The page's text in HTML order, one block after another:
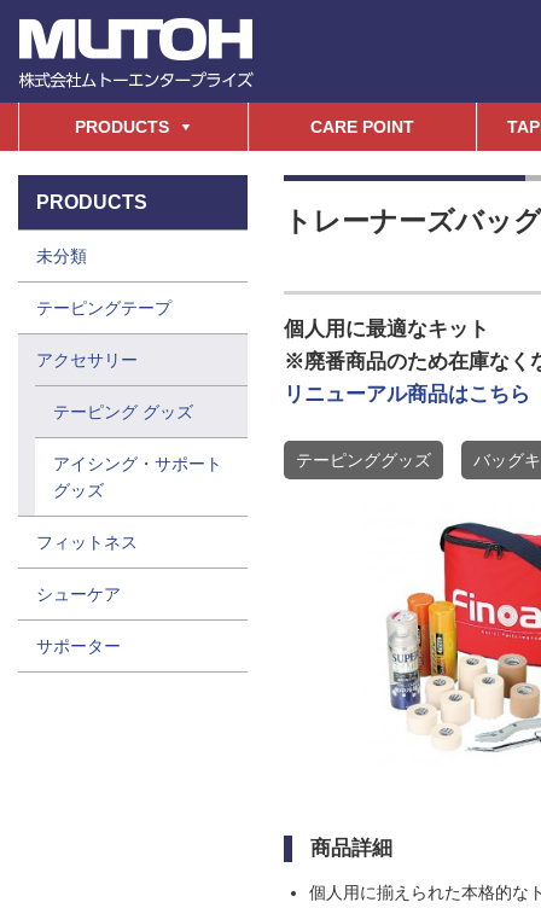
PRODUCTS CARE POINT
トレーナーズバッ
個人用に最適なキット
※廃番商品のため在庫なく
リニューアル商品はこちら
テーピンググッズ バッグ
商品詳細
個人用に揃えられた本格的な
PRODUCTS
未分類
テーピングテープ
アクセサリー
テーピング グッズ
アイシング・サポート
グッズ
フィットネス
シューケア
サポーター